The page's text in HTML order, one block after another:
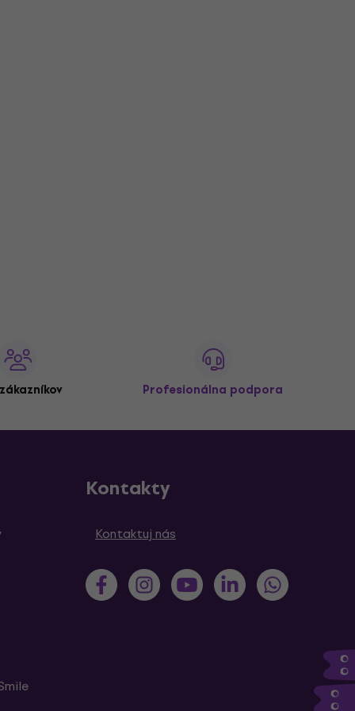
Profesionálna podpora
Kontakty
Kontaktuj nás